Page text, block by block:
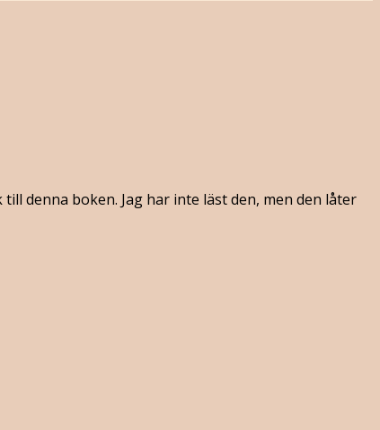
denna boken. Jag har inte läst den, men den låter